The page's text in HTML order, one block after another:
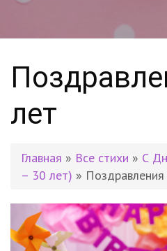
лет
Главная » Все стихи » С
– 30 лет) »